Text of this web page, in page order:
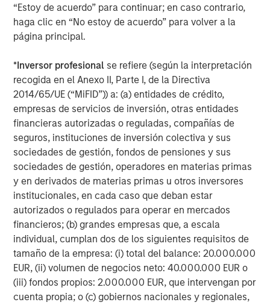
“Estoy de acuerdo” para continuar; en caso contrario,
haga clic en “No estoy de acuerdo” para volver a la
página principal.
*Inversor profesional se refiere (según la interpretación
recogida en el Anexo II, Parte I, de la Directiva
2014/65/UE (“MiFID”)) a: (a) entidades de crédito,
empresas de servicios de inversión, otras entidades
financieras autorizadas o reguladas, compañías de
seguros, instituciones de inversión colectiva y sus
sociedades de gestión, fondos de pensiones y sus
sociedades de gestión, operadores en materias primas
y en derivados de materias primas u otros inversores
institucionales, en cada caso que deban estar
autorizados o regulados para operar en mercados
financieros; (b) grandes empresas que, a escala
individual, cumplan dos de los siguientes requisitos de
tamaño de la empresa: (i) total del balance: 20.000.000
EUR, (ii) volumen de negocios neto: 40.000.000 EUR o
(iii) fondos propios: 2.000.000 EUR, que intervengan por
cuenta propia; o (c) gobiernos nacionales y regionales,
Source: Costar, MSREI Strategy, as of December 2025
Durable Demand Drivers Supported by For-Sale
Affordability Challenges
Historically, multifamily demand has been correlated with
cyclical growth in household income, which is expected
to remain robust and above 4% over the next five years.
Additionally, demand is increasingly anchored by
structural affordability constraints in the for sale housing